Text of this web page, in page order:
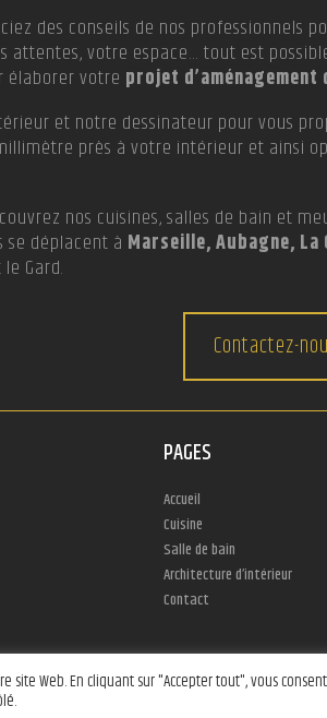
des conseils de nos professionnels
attentes, votre espace… tout est
élaborer votre projet
et notre dessinateur pour vous
près à votre intérieur et ainsi
nos cuisines, salles de bain et
déplacent à Marseille, Aubagne,
Gard.
Contactez-
PAGES
Accueil
Cuisine
Salle de bain
Architecture d’intérieur
Contact
Conditions générales
Web. En cliquant sur "Accepter tout", vous